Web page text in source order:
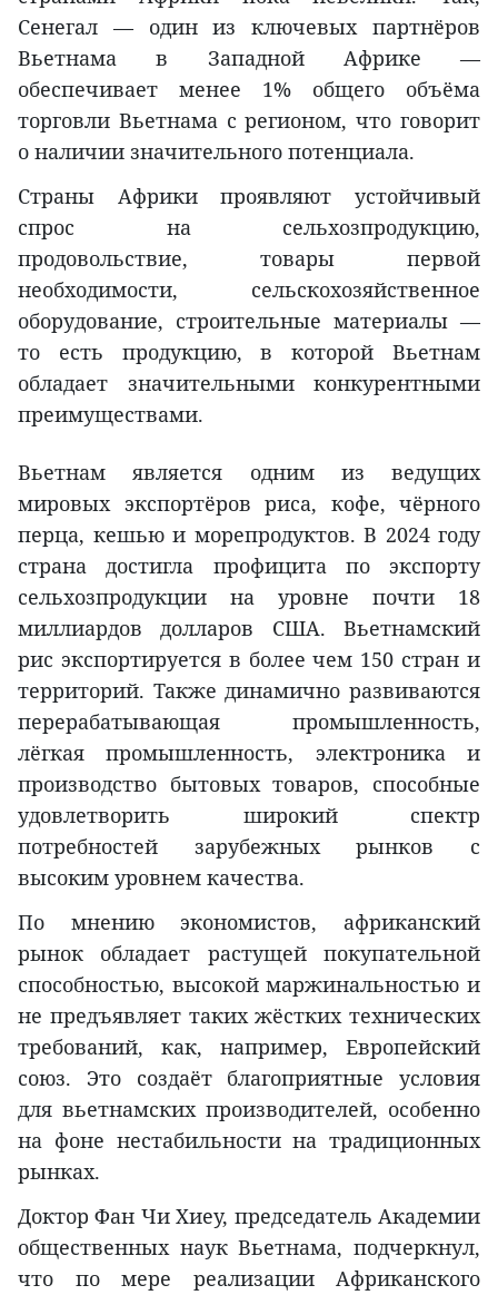
Сенегал — один из ключевых партнёров
Вьетнама в Западной Африке —
обеспечивает менее 1% общего объёма
торговли Вьетнама с регионом, что говорит
о наличии значительного потенциала.
Страны Африки проявляют устойчивый
спрос на сельхозпродукцию,
продовольствие, товары первой
необходимости, сельскохозяйственное
оборудование, строительные материалы —
то есть продукцию, в которой Вьетнам
обладает значительными конкурентными
преимуществами.
Вьетнам является одним из ведущих
мировых экспортёров риса, кофе, чёрного
перца, кешью и морепродуктов. В 2024 году
страна достигла профицита по экспорту
сельхозпродукции на уровне почти 18
миллиардов долларов США. Вьетнамский
рис экспортируется в более чем 150 стран и
территорий. Также динамично развиваются
перерабатывающая промышленность,
лёгкая промышленность, электроника и
производство бытовых товаров, способные
удовлетворить широкий спектр
потребностей зарубежных рынков с
высоким уровнем качества.
По мнению экономистов, африканский
рынок обладает растущей покупательной
способностью, высокой маржинальностью и
не предъявляет таких жёстких технических
требований, как, например, Европейский
союз. Это создаёт благоприятные условия
для вьетнамских производителей, особенно
на фоне нестабильности на традиционных
рынках.
Доктор Фан Чи Хиеу, председатель Академии
общественных наук Вьетнама, подчеркнул,
что по мере реализации Африканского